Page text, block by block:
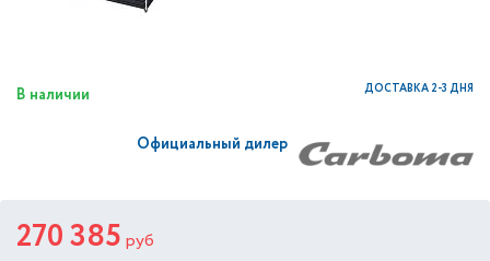
В наличии ДОСТАВКА 2-3 ДНЯ
Официальный дилер
270 385 руб